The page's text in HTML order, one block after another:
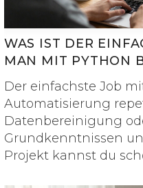
WAS IST DER
MAN MIT PYTHON
Der einfachste Job
Automatisierung
Datenbereinigung
Grundkenntnissen
Projekt kannst du